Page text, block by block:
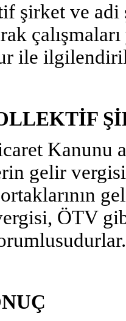
şirket ve adi
ile
Kanunu
gelir
ÖTV